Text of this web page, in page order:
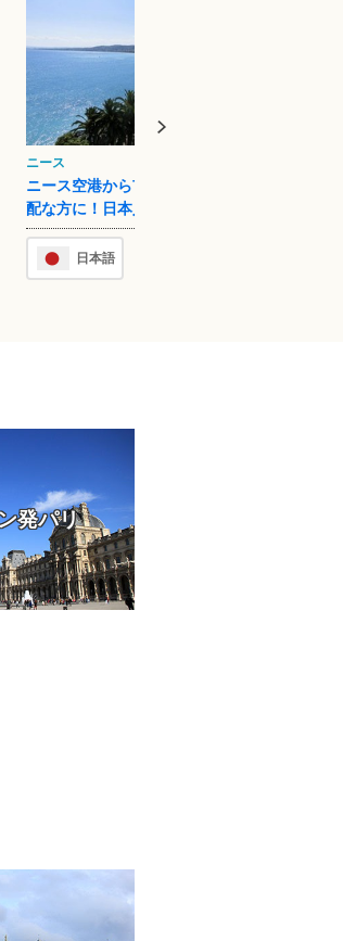
パリ
ルーブル美術館 半日 【日本語公認
ガイド】
日本語
発パリ